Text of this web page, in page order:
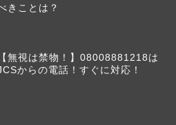
きことは？
【無視は禁物！】08008881218は
からの電話！すぐに対応！